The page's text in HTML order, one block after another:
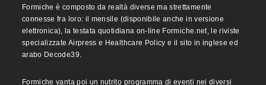
Formiche è composto da realtà diverse ma strettamente
connesse fra loro: il mensile (disponibile anche in versione
elettronica), la testata quotidiana on-line Formiche.net, le riviste
specializzate Airpress e Healthcare Policy e il sito in inglese ed
arabo Decode39.
Formiche vanta poi un nutrito programma di eventi nei diversi